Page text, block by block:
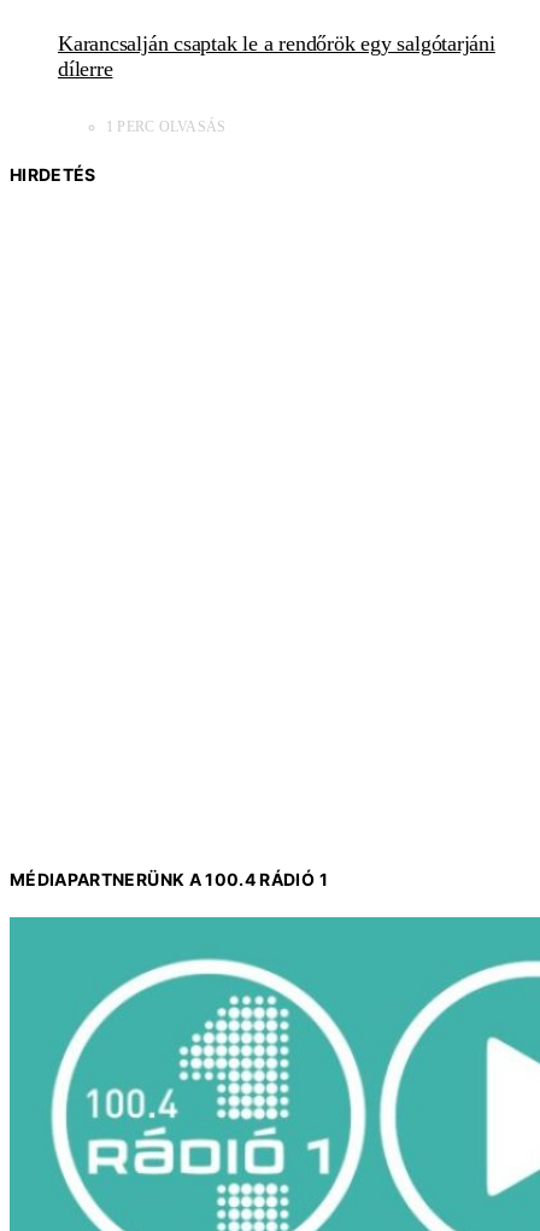
Karancsalján csaptak le a rendőrök egy salgótarjáni
dílerre
1 PERC OLVASÁS
HIRDETÉS
MÉDIAPARTNERÜNK A 100.4 RÁDIÓ 1